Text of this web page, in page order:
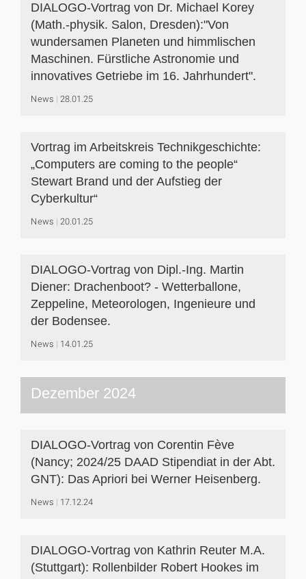
DIALOGO-Vortrag von Dr. Michael Korey
(Math.-physik. Salon, Dresden):"Von
wundersamen Planeten und himmlischen
Maschinen. Fürstliche Astronomie und
innovatives Getriebe im 16. Jahrhundert".
News 28.01.25
Vortrag im Arbeitskreis Technikgeschichte:
„Computers are coming to the people“
Stewart Brand und der Aufstieg der
Cyberkultur“
News 20.01.25
DIALOGO-Vortrag von Dipl.-Ing. Martin
Diener: Drachenboot? - Wetterballone,
Zeppeline, Meteorologen, Ingenieure und
der Bodensee.
News 14.01.25
Dezember 2024
DIALOGO-Vortrag von Corentin Fève
(Nancy; 2024/25 DAAD Stipendiat in der Abt.
GNT): Das Apriori bei Werner Heisenberg.
News 17.12.24
DIALOGO-Vortrag von Kathrin Reuter M.A.
(Stuttgart): Rollenbilder Robert Hookes im